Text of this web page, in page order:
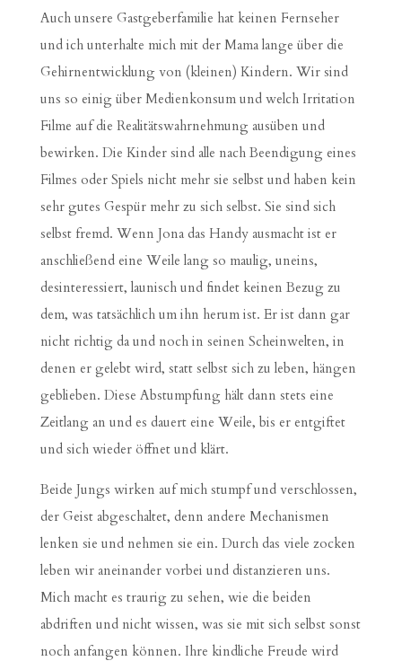
Auch unsere Gastgeberfamilie hat keinen Fernseher
und ich unterhalte mich mit der Mama lange über die
Gehirnentwicklung von (kleinen) Kindern. Wir sind
uns so einig über Medienkonsum und welch Irritation
Filme auf die Realitätswahrnehmung ausüben und
bewirken. Die Kinder sind alle nach Beendigung eines
Filmes oder Spiels nicht mehr sie selbst und haben kein
sehr gutes Gespür mehr zu sich selbst. Sie sind sich
selbst fremd. Wenn Jona das Handy ausmacht ist er
anschließend eine Weile lang so maulig, uneins,
desinteressiert, launisch und findet keinen Bezug zu
dem, was tatsächlich um ihn herum ist. Er ist dann gar
nicht richtig da und noch in seinen Scheinwelten, in
denen er gelebt wird, statt selbst sich zu leben, hängen
geblieben. Diese Abstumpfung hält dann stets eine
Zeitlang an und es dauert eine Weile, bis er entgiftet
und sich wieder öffnet und klärt.
Beide Jungs wirken auf mich stumpf und verschlossen,
der Geist abgeschaltet, denn andere Mechanismen
lenken sie und nehmen sie ein. Durch das viele zocken
leben wir aneinander vorbei und distanzieren uns.
Mich macht es traurig zu sehen, wie die beiden
abdriften und nicht wissen, was sie mit sich selbst sonst
noch anfangen können. Ihre kindliche Freude wird